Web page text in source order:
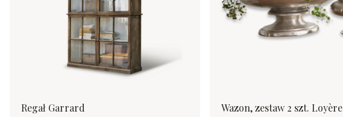
Regał Garrard Wazon, zestaw 2 szt. Loyère